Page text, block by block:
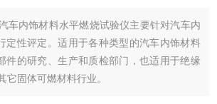
车内饰材料水平燃烧试验仪主要针对汽车内
定性评定。适用于各种类型的汽车内饰材料
件的研究、生产和质检部门，也适用于绝缘
它固体可燃材料行业。